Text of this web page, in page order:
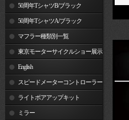
50周年TシャツB/ブラック
50周年TシャツA/ブラック
マフラー種類別一覧
東京モーターサイクルショー展示
車両 English
スピードメーターコントローラー
ライトボアアップキット
ミラー